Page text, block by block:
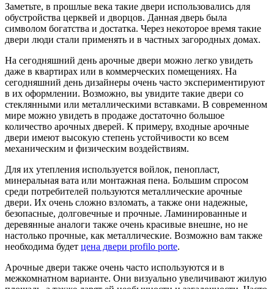
Заметьте, в прошлые века такие двери использовались для
обустройства церквей и дворцов. Данная дверь была
символом богатства и достатка. Через некоторое время такие
двери люди стали применять и в частных загородных домах.
На сегодняшний день арочные двери можно легко увидеть
даже в квартирах или в коммерческих помещениях. На
сегодняшний день дизайнеры очень часто экспериментируют
в их оформлении. Возможно, вы увидите такие двери со
стеклянными или металлическими вставками. В современном
мире можно увидеть в продаже достаточно большое
количество арочных дверей. К примеру, входные арочные
двери имеют высокую степень устойчивости ко всем
механическим и физическим воздействиям.
Для их утепления используется войлок, пенопласт,
минеральная вата или монтажная пена. Большим спросом
среди потребителей пользуются металлические арочные
двери. Их очень сложно взломать, а также они надежные,
безопасные, долговечные и прочные. Ламинированные и
деревянные аналоги также очень красивые внешне, но не
настолько прочные, как металлические. Возможно вам также
необходима будет цена двери profilo porte.
Арочные двери также очень часто используются и в
межкомнатном варианте. Они визуально увеличивают жилую